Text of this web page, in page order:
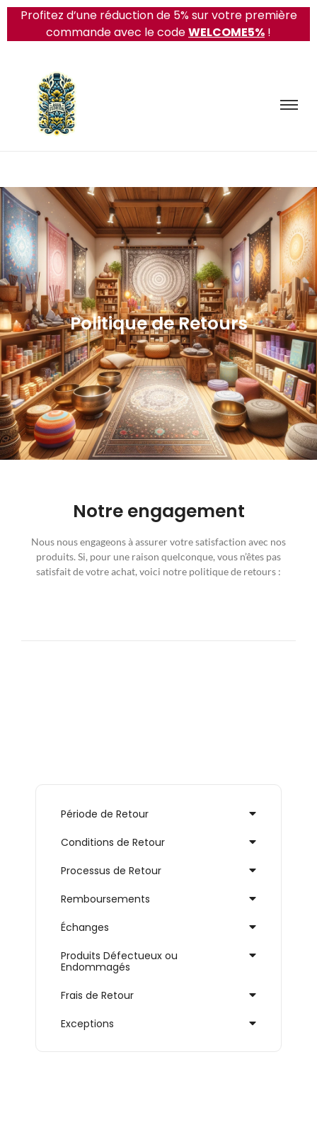
Profitez d’une réduction de 5% sur votre première
commande avec le codeWELCOME5% !
Politique de Retours
Notre engagement
Nous nous engageons à assurer votre satisfaction avec nos
produits. Si, pour une raison quelconque, vous n’êtes pas
satisfait de votre achat, voici notre politique de retours :
Période de Retour
Conditions de Retour
Processus de Retour
Remboursements
Échanges
Produits Défectueux ou
Endommagés
Frais de Retour
Exceptions